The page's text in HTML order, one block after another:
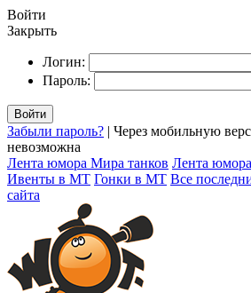
Войти
Закрыть
Логин:
Пароль:
Войти
Забыли пароль? | Через мобильную
невозможна
Лента юмора Мира танков Лента
Ивенты в МТ Гонки в МТ Все
сайта